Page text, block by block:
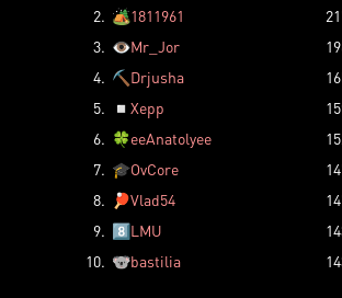
2. 🏕️1811961
3. 👁️Mr_Jor
4. ⛏️ Drjusha
5.
◽ Xepp
6. 🍀eeAnatolyee
7. 🎓OvCore
8.
🏓Vlad54
9. 8️⃣LMU
10. 🐨bastilia